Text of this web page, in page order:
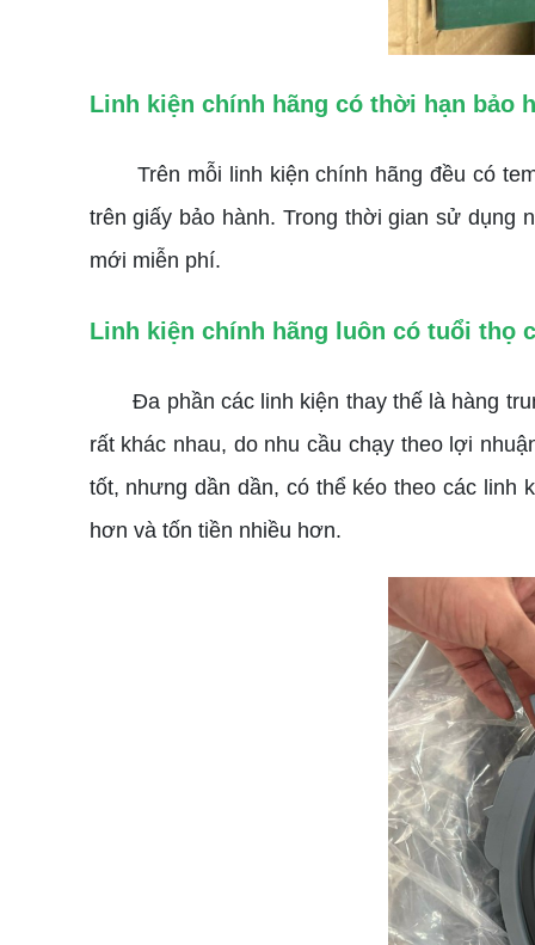
Linh kiện chính hãng có thời hạn bảo
Trên mỗi linh kiện chính hãng đều có tem
trên giấy bảo hành. Trong thời gian sử dụng
mới miễn phí.
Linh kiện chính hãng luôn có tuổi thọ
Đa phần các linh kiện thay thế là hàng
rất khác nhau, do nhu cầu chạy theo lợi
tốt, nhưng dần dần, có thể kéo theo các
hơn và tốn tiền nhiều hơn.